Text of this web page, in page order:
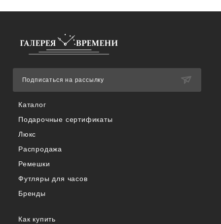
Каталог
Подарочные сертификаты
Люкс
Распродажа
Ремешки
Футляры для часов
Бренды
Как купить
Подписаться на рассылку